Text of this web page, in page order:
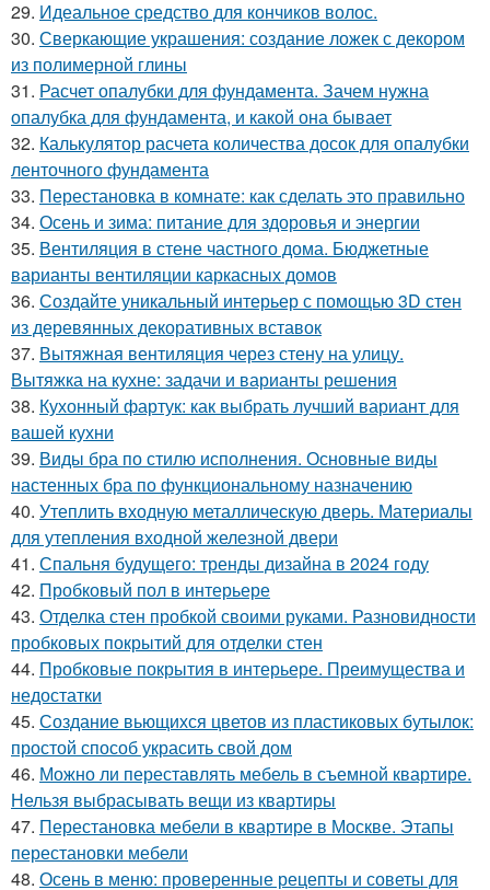
29. Идеальное средство для кончиков волос.
30. Сверкающие украшения: создание ложек с декором
из полимерной глины
31. Расчет опалубки для фундамента. Зачем нужна
опалубка для фундамента, и какой она бывает
32. Калькулятор расчета количества досок для опалубки
ленточного фундамента
33. Перестановка в комнате: как сделать это правильно
34. Осень и зима: питание для здоровья и энергии
35. Вентиляция в стене частного дома. Бюджетные
варианты вентиляции каркасных домов
36. Создайте уникальный интерьер с помощью 3D стен
из деревянных декоративных вставок
37. Вытяжная вентиляция через стену на улицу.
Вытяжка на кухне: задачи и варианты решения
38. Кухонный фартук: как выбрать лучший вариант для
вашей кухни
39. Виды бра по стилю исполнения. Основные виды
настенных бра по функциональному назначению
40. Утеплить входную металлическую дверь. Материалы
для утепления входной железной двери
41. Спальня будущего: тренды дизайна в 2024 году
42. Пробковый пол в интерьере
43. Отделка стен пробкой своими руками. Разновидности
пробковых покрытий для отделки стен
44. Пробковые покрытия в интерьере. Преимущества и
недостатки
45. Создание вьющихся цветов из пластиковых бутылок:
простой способ украсить свой дом
46. Можно ли переставлять мебель в съемной квартире.
Нельзя выбрасывать вещи из квартиры
47. Перестановка мебели в квартире в Москве. Этапы
перестановки мебели
48. Осень в меню: проверенные рецепты и советы для